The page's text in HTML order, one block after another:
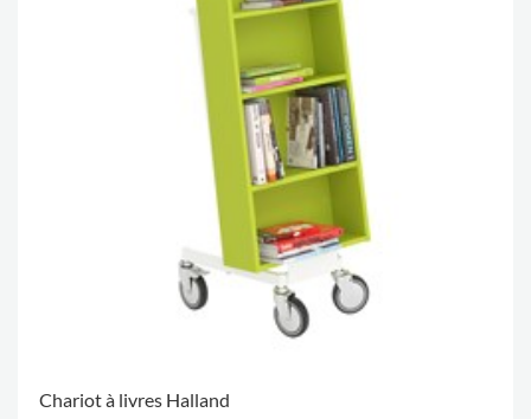
Chariot à livres Halland